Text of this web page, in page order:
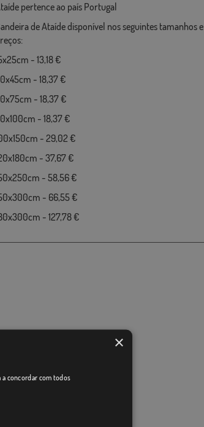
pertence ao país Portugal
de Ataíde disponível nos seguintes tamanhos e
- 13,18 €
- 18,37 €
- 18,37 €
- 18,37 €
- 29,02 €
- 37,67 €
- 58,56 €
- 66,55 €
- 127,78 €
×
concordar com todos